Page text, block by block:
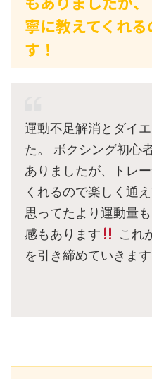
寧に教えてくれ
す！
運動不足解消とダイ
た。 ボクシング初心
ありましたが、トレ
くれるので楽しく通
思ってたより運動量
感もあります
これ
を引き締めていきます